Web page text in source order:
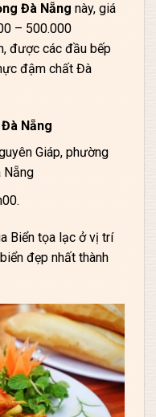
Đà Nẵng này, giá
– 500.000
được các đầu bếp
đậm chất Đà
Nẵng
Giáp, phường
Nẵng
Biển tọa lạc ở vị trí
đẹp nhất thành